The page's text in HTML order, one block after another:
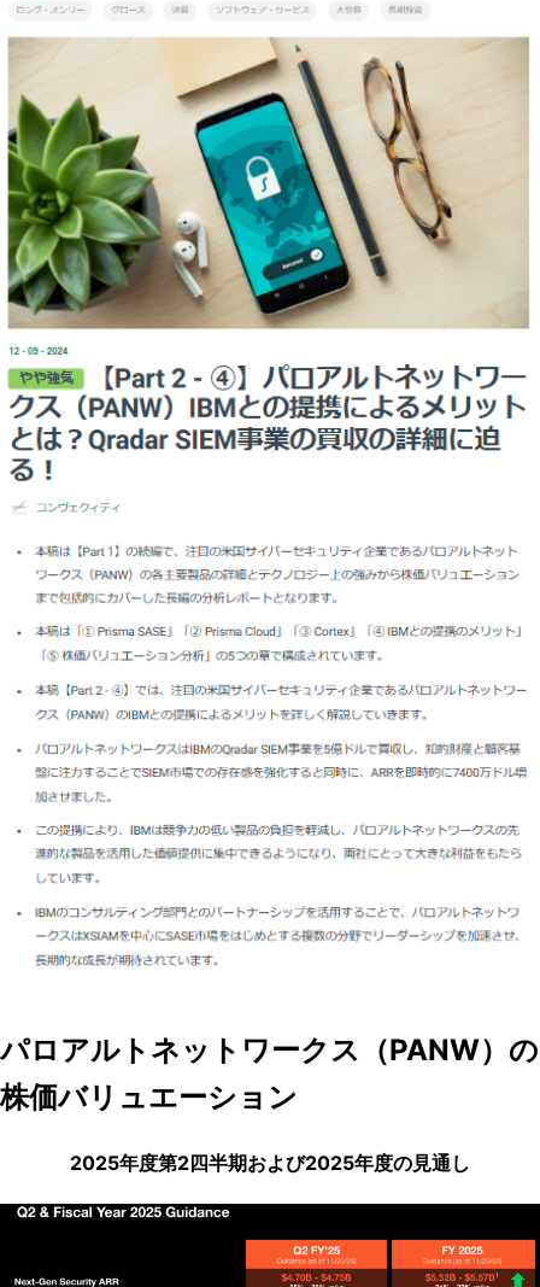
パロアルトネットワークス（PANW）の
株価バリュエーション
2025年度第2四半期および2025年度の見通し